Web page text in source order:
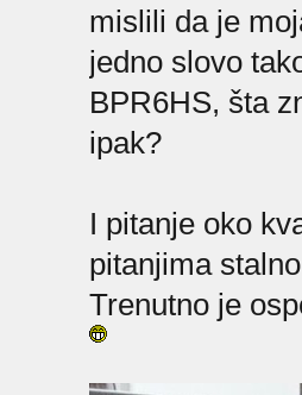
mislili da je
jedno slovo
BPR6HS, šta
ipak?
I pitanje oko
pitanjima
Trenutno je